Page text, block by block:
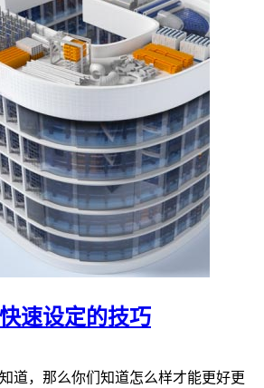
速设定的技巧
道，那么你们知道怎么样才能更好更